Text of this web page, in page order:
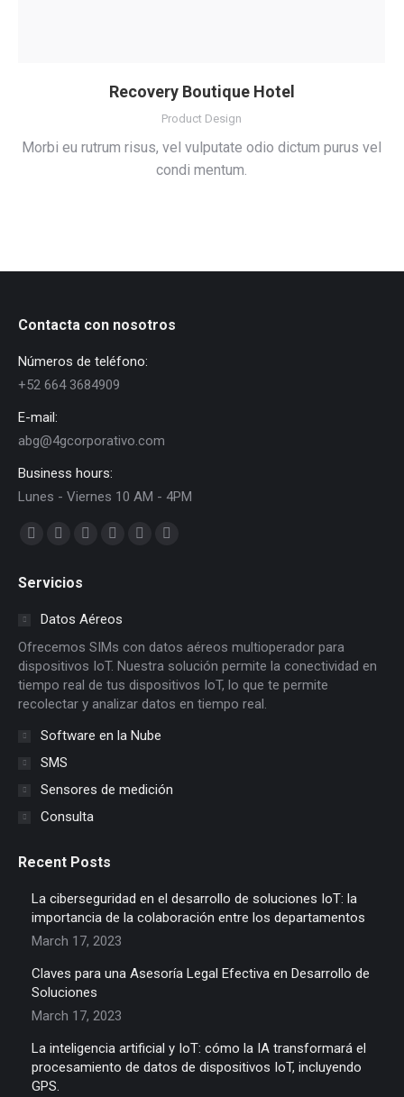
Recovery Boutique Hotel
Product Design
Morbi eu rutrum risus, vel vulputate odio dictum purus vel
condi mentum.
Contacta con nosotros
Números de teléfono:
+52 664 3684909
E-mail:
abg@4gcorporativo.com
Business hours:
Lunes - Viernes 10 AM - 4PM
Find us on:
opens
window
opens
in
window
in
window
in
windowwindowwindow
Servicios
Datos Aéreos
Ofrecemos SIMs con datos aéreos multioperador para
dispositivos IoT. Nuestra solución permite la conectividad en
tiempo real de tus dispositivos IoT, lo que te permite
recolectar y analizar datos en tiempo real.
Software en la Nube
SMS
Sensores de medición
Consulta
Recent Posts
La ciberseguridad en el desarrollo de soluciones IoT: la
importancia de la colaboración entre los departamentos
March 17, 2023
Claves para una Asesoría Legal Efectiva en Desarrollo de
Soluciones
March 17, 2023
La inteligencia artificial y IoT: cómo la IA transformará el
procesamiento de datos de dispositivos IoT, incluyendo
GPS.